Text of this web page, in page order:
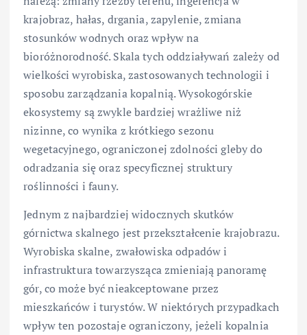
krajobraz, hałas, drgania, zapylenie, zmiana
stosunków wodnych oraz wpływ na
bioróżnorodność. Skala tych oddziaływań zależy od
wielkości wyrobiska, zastosowanych technologii i
sposobu zarządzania kopalnią. Wysokogórskie
ekosystemy są zwykle bardziej wrażliwe niż
nizinne, co wynika z krótkiego sezonu
wegetacyjnego, ograniczonej zdolności gleby do
odradzania się oraz specyficznej struktury
roślinności i fauny.
Jednym z najbardziej widocznych skutków
górnictwa skalnego jest przekształcenie krajobrazu.
Wyrobiska skalne, zwałowiska odpadów i
infrastruktura towarzysząca zmieniają panoramę
gór, co może być nieakceptowane przez
mieszkańców i turystów. W niektórych przypadkach
wpływ ten pozostaje ograniczony, jeżeli kopalnia